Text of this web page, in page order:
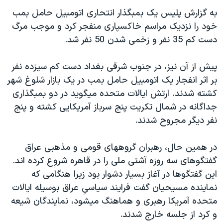
ویدیوها
فرهنگ و زندگی
اقتصادی
علم و فناوری
اسرائیل در جنگ
گالری عکس
آرشیو پخش زنده
بایگانی برنامه‌های تلویزیونی
مستندها
حمله جمهوری اسلامی به اسرائیل
رمز مهسا
ورزش زنان در ایران
اعتراضات زن، زندگی، آزادی
مجموعه مستندهای دادخواهی
تریبونال مردمی آبان ۹۸
دادگاه حمید نوری
چهل سال گروگان‌گیری
قانون شفافیت دارائی کادر رهبری ایران
یادگیری زبان انگلیسی
دنبال کنید
زبانهای مختلف
به گزارش پليس يک بمبگذار انتحاری اتومبيل حامل بمب
خود را نزديک مراسم خاکسپاری منفجر کرد و موجب مرگ
دست کم 35 نفر و زخمی شدن 50 نفر شد.
پيش از آن نيز، در جنوب شرقی بغداد دست کم سيزده نفر
بر اثر انفجار يک اتومبيل حامل بمب در يک بازار شلوغ شهر
کشته شدند. ارتش ايالات متحده ميگويد در دو بمبگذاری
جداگانه در شمال تکريت پنج سرباز آمريکايی کشته و پنج
نفر ديگر مجروح شدند.
در همين حال، رهبران گروههای قومی و مذهبی عراق
گفتگوهای سه روزه آشتی ملی را در قاهره شروع کرده اند.
اين گفتگوها در آغاز بسيار دشوار بود زيرا هنگامی که
نماينده مسيحيان گفت فرايند سياسیِ عراق بوسيله ايالات
متحده آمريکا رهبری و هماهنگ ميشود، نمايندگان شيعه
و کرد از جلسه خارج شدند.